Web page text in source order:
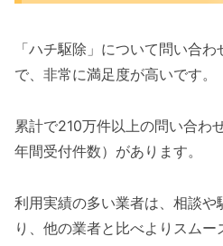
「ハチ駆除」について問い合
で、非常に満足度が高いです。
累計で210万件以上の問い合わ
年間受付件数）があります。
利用実績の多い業者は、相談
り、他の業者と比べよりスムー